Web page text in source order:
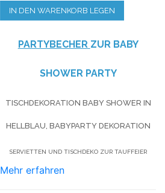
IN DEN WARENKORB LEGEN
PARTYBECHER ZUR BABY
SHOWER PARTY
TISCHDEKORATION BABY SHOWER IN
HELLBLAU, BABYPARTY DEKORATION
SERVIETTEN UND TISCHDEKO ZUR TAUFFEIER
Mehr erfahren